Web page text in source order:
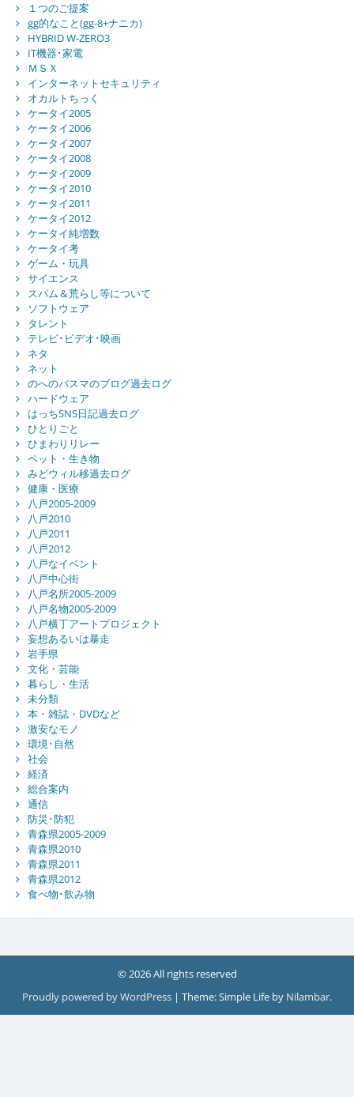
１つのご提案
gg的なこと(gg-8+ナニカ)
HYBRID W-ZERO3
IT機器･家電
ＭＳＸ
インターネットセキュリティ
オカルトちっく
ケータイ2005
ケータイ2006
ケータイ2007
ケータイ2008
ケータイ2009
ケータイ2010
ケータイ2011
ケータイ2012
ケータイ純増数
ケータイ考
ゲーム・玩具
サイエンス
スパム＆荒らし等について
ソフトウェア
タレント
テレビ･ビデオ･映画
ネタ
ネット
のへのバスマのブログ過去ログ
ハードウェア
はっちSNS日記過去ログ
ひとりごと
ひまわりリレー
ペット・生き物
みどウィル移過去ログ
健康・医療
八戸2005-2009
八戸2010
八戸2011
八戸2012
八戸なイベント
八戸中心街
八戸名所2005-2009
八戸名物2005-2009
八戸横丁アートプロジェクト
妄想あるいは暴走
岩手県
文化・芸能
暮らし・生活
未分類
本・雑誌・DVDなど
激安なモノ
環境･自然
社会
経済
総合案内
通信
防災･防犯
青森県2005-2009
青森県2010
青森県2011
青森県2012
食べ物･飲み物
© 2026 All rights reserved
Proudly powered by WordPress | Theme: Simple Life by Nilambar.